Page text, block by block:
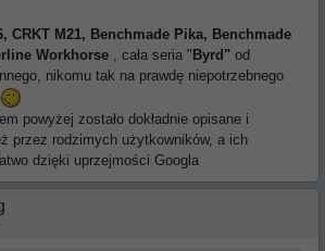
CRKT M21, Benchmade Pika, Benchmade
Workhorse , cała seria " Byrd" od
nikomu tak na prawdę niepotrzebnego
powyżej zostało dokładnie opisane i
przez rodzimych użytkowników, a ich
dzięki uprzejmości Googla